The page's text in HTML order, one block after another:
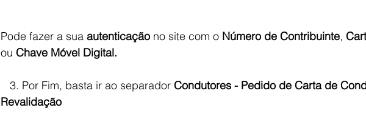
Pode fazer a sua autenticação no site com o Número de Contribuinte,
ou Chave Móvel Digital.
   3. Por Fim, basta ir ao separador
Condutores - Pedido de Carta de
Revalidação